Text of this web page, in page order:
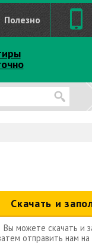
Полезно
Скачать и
Вы можете скачать и
отправить нам на